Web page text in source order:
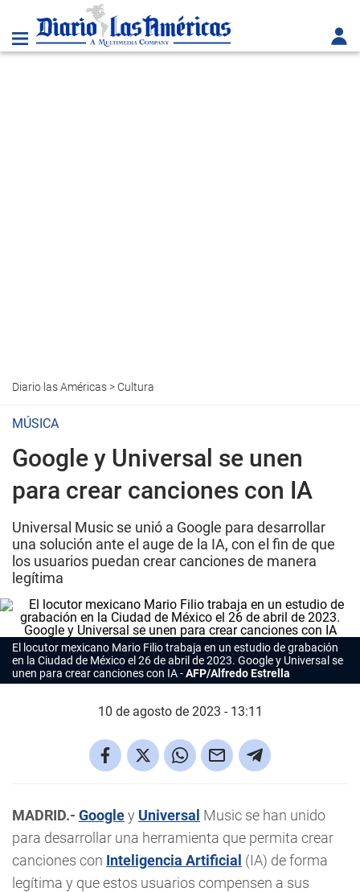
Diario las Américas> Cultura
MÚSICA
Google y Universal se unen
para crear canciones con IA
Universal Music se unió a Google para desarrollar
una solución ante el auge de la IA, con el fin de que
los usuarios puedan crear canciones de manera
legítima
El locutor mexicano Mario Filio trabaja en un estudio de grabación
en la Ciudad de México el 26 de abril de 2023. Googley Universal se
unen para crear canciones con IA
AFP/Alfredo Estrella
10 de agosto de 2023 - 13:11
MADRID.- Googley Universal Music se han unido
para desarrollar una herramienta que permita crear
canciones con Inteligencia Artificial (IA) de forma
legítima y que estos usuarios compensen a sus